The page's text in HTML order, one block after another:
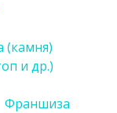
(камня)
и др.)
Франшиза